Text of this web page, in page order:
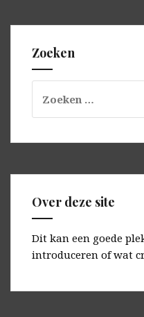
Zoeken
naar:
Over deze site
Dit kan een goede
introduceren of wat